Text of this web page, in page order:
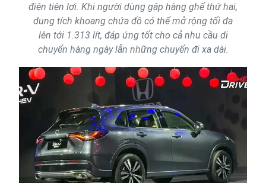
điện tiện lợi. Khi người dùng gập hàng ghế thứ hai,
dung tích khoang chứa đồ có thể mở rộng tối đa
lên tới 1.313 lít, đáp ứng tốt cho cả nhu cầu di
chuyển hàng ngày lẫn những chuyến đi xa dài.